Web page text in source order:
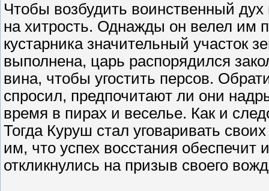
Чтобы возбудить воинственный
на хитрость. Однажды он велел им
кустарника значительный участок
выполнена, царь распорядился
вина, чтобы угостить персов.
спросил, предпочитают ли они
время в пирах и веселье. Как и
Тогда Куруш стал уговаривать
им, что успех восстания
откликнулись на призыв своего